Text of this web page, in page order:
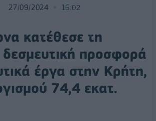
27/09/2024 16:02
κατέθεσε τη
δεσμευτική προσφορά
έργα στην Κρήτη,
74,4 εκατ.